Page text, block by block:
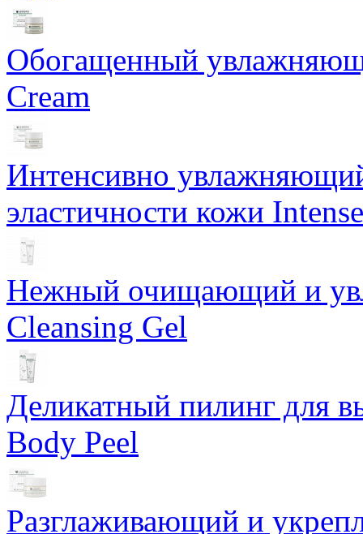
Обогащенный
Cream
Интенсивно
эластичности кожи
Нежный очищающий и
Cleansing Gel
Деликатный пилинг для
Body Peel
Разглаживающий и